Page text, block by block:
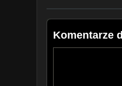
Komentarze